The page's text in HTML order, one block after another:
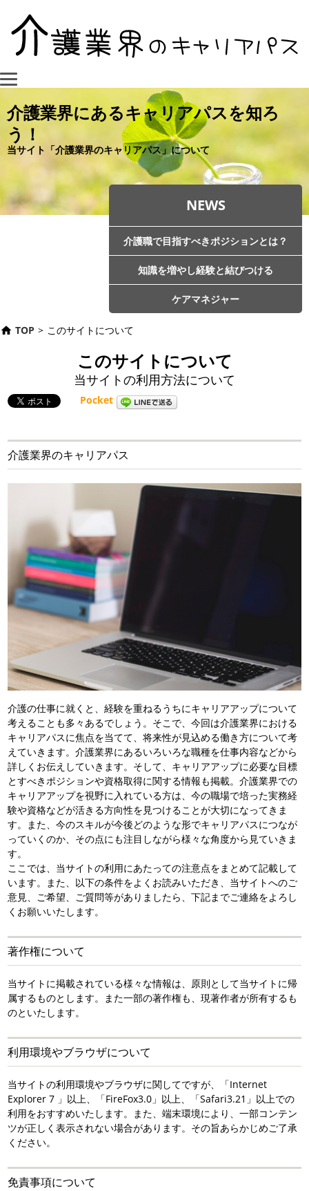
NEWS
介護職で目指すべきポジションとは？
知識を増やし経験と結びつける
ケアマネジャー
介護業界にあるキャリアパスを知ろ
う！
当サイト「介護業界のキャリアパス」について
TOP > このサイトについて
このサイトについて
当サイトの利用方法について
Pocket
介護業界のキャリアパス
介護の仕事に就くと、経験を重ねるうちにキャリアアップについて
考えることも多々あるでしょう。そこで、今回は介護業界における
キャリアパスに焦点を当てて、将来性が見込める働き方について考
えていきます。介護業界にあるいろいろな職種を仕事内容などから
詳しくお伝えしていきます。そして、キャリアアップに必要な目標
とすべきポジションや資格取得に関する情報も掲載。介護業界での
キャリアアップを視野に入れている方は、今の職場で培った実務経
験や資格などが活きる方向性を見つけることが大切になってきま
す。また、今のスキルが今後どのような形でキャリアパスにつなが
っていくのか、その点にも注目しながら様々な角度から見ていきま
す。
ここでは、当サイトの利用にあたっての注意点をまとめて記載して
います。また、以下の条件をよくお読みいただき、当サイトへのご
意見、ご希望、ご質問等がありましたら、下記までご連絡をよろし
くお願いいたします。
著作権について
当サイトに掲載されている様々な情報は、原則として当サイトに帰
属するものとします。また一部の著作権も、現著作者が所有するも
のといたします。
利用環境やブラウザについて
当サイトの利用環境やブラウザに関してですが、「Internet
Explorer 7 」以上、「FireFox3.0」以上、「Safari3.21」以上での
利用をおすすめいたします。また、端末環境により、一部コンテン
ツが正しく表示されない場合があります。その旨あらかじめご了承
ください。
免責事項について